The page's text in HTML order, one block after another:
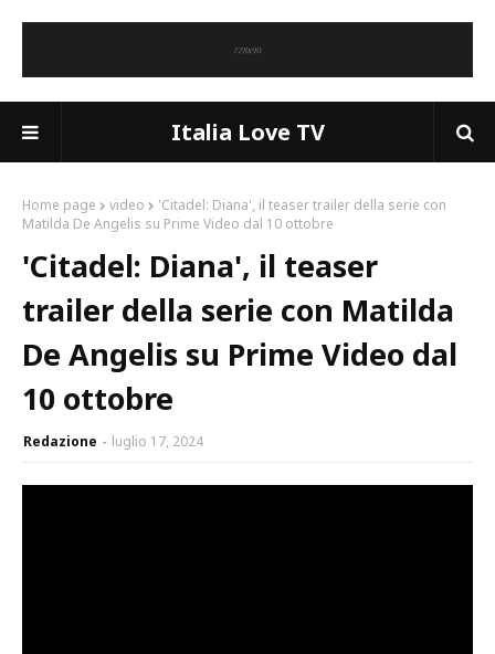
Italia Love TV
Home page video
'Citadel: Diana', il teaser trailer della serie con
Matilda De Angelis su Prime Video dal 10 ottobre
'Citadel: Diana', il teaser
trailer della serie con Matilda
De Angelis su Prime Video dal
10 ottobre
Redazione luglio 17, 2024